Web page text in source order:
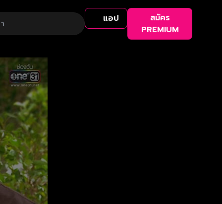
แอป
สมัคร
PREMIUM